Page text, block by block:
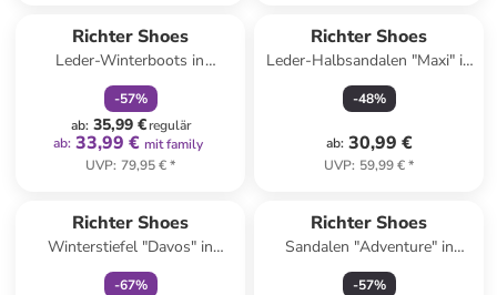
Richter Shoes
Leder-Winterboots in
Dunkelblau
-57%
ab: 35,99 €regulär
ab: 33,99 € mit family
UVP: 79,95 €*
Richter Shoes
Leder-Halbsandalen "Maxi" in
Rosa
-48%
ab: 30,99 €
UVP: 59,99 €*
Richter Shoes
Winterstiefel "Davos" in
Schwarz
-67%
Richter Shoes
Sandalen "Adventure" in
Dunkelblau
-57%